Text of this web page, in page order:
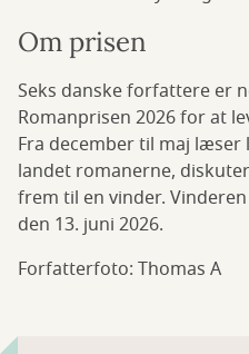
Om prisen
Seks danske forfattere er
Romanprisen 2026 for at
Fra december til maj
landet romanerne,
frem til en vinder.
den 13. juni 2026.
Forfatterfoto: Thomas A